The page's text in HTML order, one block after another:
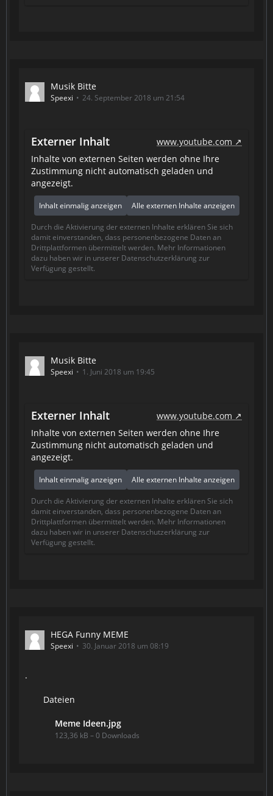
Musik Bitte
Speexi 24. September 2018 um 21:54
Externer Inhalt
www.youtube.com
Inhalte von externen Seiten werden ohne Ihre
Zustimmung nicht automatisch geladen und
angezeigt.
Inhalt einmalig anzeigen Alle externen Inhalte anzeigen
Durch die Aktivierung der externen Inhalte erklären Sie sich
damit einverstanden, dass personenbezogene Daten an
Drittplattformen übermittelt werden. Mehr Informationen
dazu haben wir in unserer Datenschutzerklärung zur
Verfügung gestellt.
Musik Bitte
Speexi 1. Juni 2018 um 19:45
Externer Inhalt
www.youtube.com
Inhalte von externen Seiten werden ohne Ihre
Zustimmung nicht automatisch geladen und
angezeigt.
Inhalt einmalig anzeigen Alle externen Inhalte anzeigen
Durch die Aktivierung der externen Inhalte erklären Sie sich
damit einverstanden, dass personenbezogene Daten an
Drittplattformen übermittelt werden. Mehr Informationen
dazu haben wir in unserer Datenschutzerklärung zur
Verfügung gestellt.
HEGA Funny MEME
Speexi 30. Januar 2018 um 08:19
.
Dateien
Meme Ideen.jpg
123,36 kB – 0 Downloads